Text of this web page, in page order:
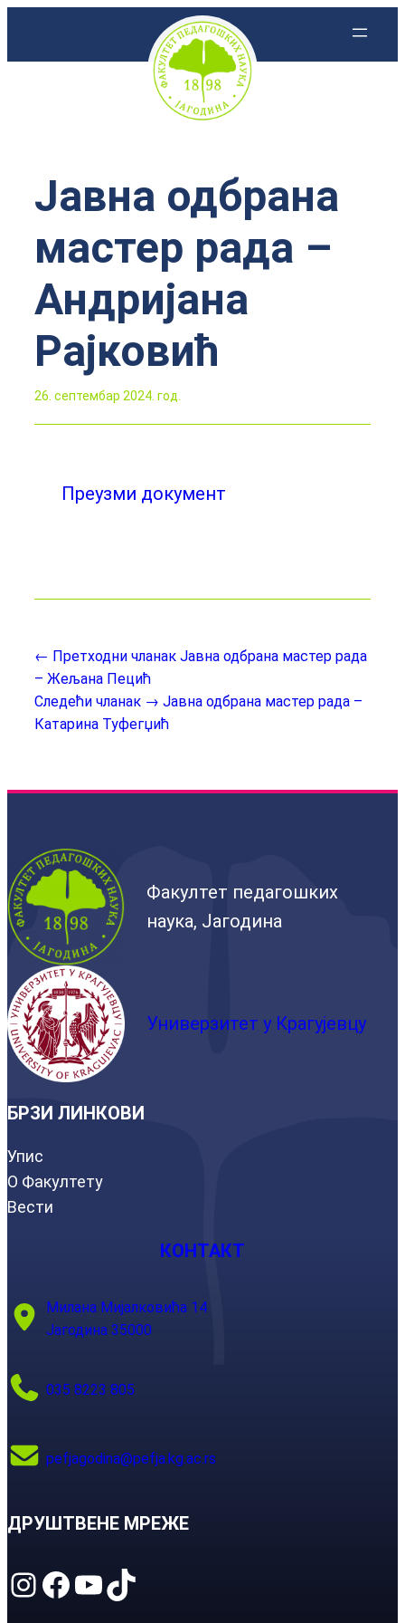
Јавна одбрана
мастер рада –
Андријана
Рајковић
26. септембар 2024. год.
Преузми документ
← Претходни чланак Јавна одбрана мастер рада
– Жељана Пецић
Следећи чланак → Јавна одбрана мастер рада –
Катарина Туфегџић
Факултет педагошких
наука, Јагодина
Универзитет у Крагујевцу
БРЗИ ЛИНКОВИ
Упис
О Факултету
Вести
КОНТАКТ
Милана Мијалковића 14
Јагодина 35000
035 8223 805
pefjagodina@pefja.kg.ac.rs
ДРУШТВЕНЕ МРЕЖЕ
Instagram Facebook YouTube TikTok